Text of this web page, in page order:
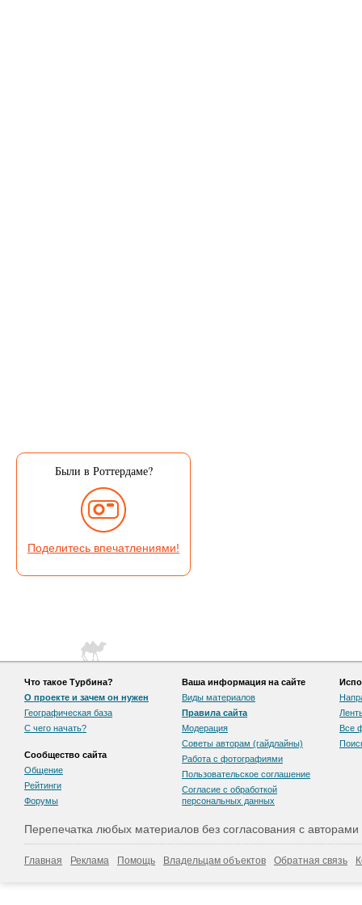
Были в Роттердаме?
Поделитесь впечатлениями!
Что такое Турбина?
О проекте и зачем он нужен
Географическая база
С чего начать?
Сообщество сайта
Общение
Рейтинги
Форумы
Ваша информация на сайте
Виды материалов
Правила сайта
Модерация
Советы авторам (гайдлайны)
Работа с фотографиями
Пользовательскоe соглашение
Согласие с обработкой
персональных данных
Все
Перепечатка любых материалов без согласования с
Главная Реклама Помощь Владельцам объектов Обратная связь